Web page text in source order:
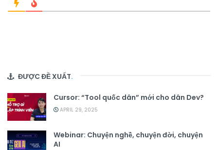
ĐƯỢC ĐỀ XUẤT.
Cursor: “Tool quốc dân” mới cho dân Dev?
APRIL 29, 2025
Webinar: Chuyện nghề, chuyện đời, chuyện
AI